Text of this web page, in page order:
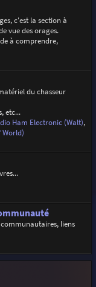
c'est la section à
vue des orages.
à comprendre,
du chasseur
etc...
Ham Electronic (Walt),
World)
liens